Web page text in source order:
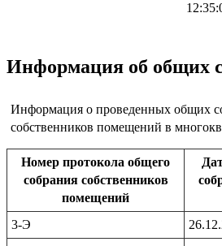
Информация об общих
Информация о проведенных общих
собственников помещений в
Номер протокола общего
собрания собственников
помещений
3-Э